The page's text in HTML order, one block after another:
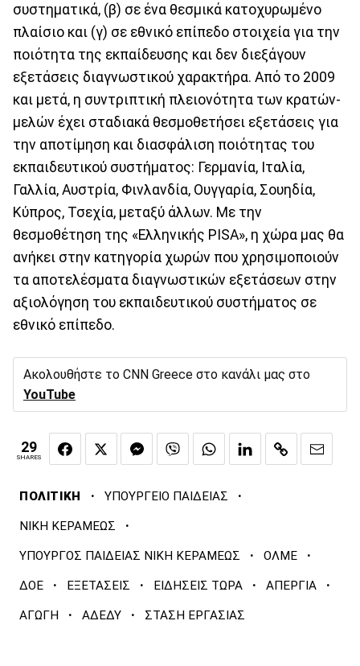
συστηματικά, (β) σε ένα θεσμικά κατοχυρωμένο
πλαίσιο και (γ) σε εθνικό επίπεδο στοιχεία για την
ποιότητα της εκπαίδευσης και δεν διεξάγουν
εξετάσεις διαγνωστικού χαρακτήρα. Από το 2009
και μετά, η συντριπτική πλειονότητα των κρατών-
μελών έχει σταδιακά θεσμοθετήσει εξετάσεις για
την αποτίμηση και διασφάλιση ποιότητας του
εκπαιδευτικού συστήματος: Γερμανία, Ιταλία,
Γαλλία, Αυστρία, Φινλανδία, Ουγγαρία, Σουηδία,
Κύπρος, Τσεχία, μεταξύ άλλων. Με την
θεσμοθέτηση της «Ελληνικής PISA», η χώρα μας θα
ανήκει στην κατηγορία χωρών που χρησιμοποιούν
τα αποτελέσματα διαγνωστικών εξετάσεων στην
αξιολόγηση του εκπαιδευτικού συστήματος σε
εθνικό επίπεδο.
Ακολουθήστε το CNN Greece στο κανάλι μας στο
YouTube
29
SHARES
ΠΟΛΙΤΙΚΗ · ΥΠΟΥΡΓΕΙΟ ΠΑΙΔΕΙΑΣ ·
ΝΙΚΗ ΚΕΡΑΜΕΩΣ ·
ΥΠΟΥΡΓΟΣ ΠΑΙΔΕΙΑΣ ΝΙΚΗ ΚΕΡΑΜΕΩΣ · ΟΛΜΕ ·
ΔΟΕ · ΕΞΕΤΑΣΕΙΣ · ΕΙΔΗΣΕΙΣ ΤΩΡΑ · ΑΠΕΡΓΙΑ ·
ΑΓΩΓΗ · ΑΔΕΔΥ · ΣΤΑΣΗ ΕΡΓΑΣΙΑΣ